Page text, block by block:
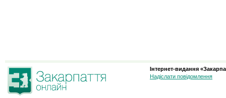
Інтернет-видання
Надіслати повідомлення